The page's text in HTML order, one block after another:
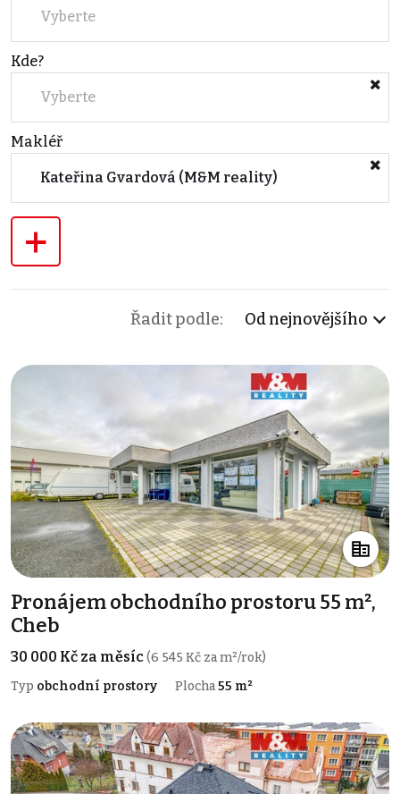
Vyberte
Kde?
Vyberte
Makléř
Kateřina Gvardová (M&M reality)
+
Řadit podle: Od nejnovějšího
Pronájem obchodního prostoru 55 m²,
Cheb
30 000 Kč za měsíc(6 545 Kč za m²/rok)
Typ obchodní prostory Plocha55 m²